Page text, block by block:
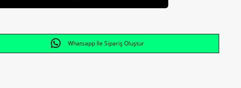
Whatsapp İle Sipariş Oluştur